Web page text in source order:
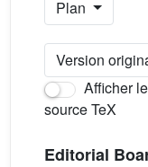
Plan
Version
Afficher
source TeX
Editorial